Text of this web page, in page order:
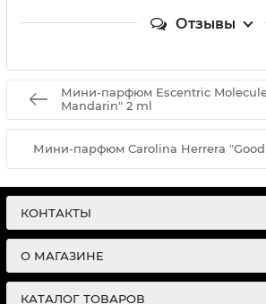
Отзывы
Мини-парфюм Escentric Molecule
Mandarin" 2 ml
Мини-парфюм Carolina Herrera
КОНТАКТЫ
О МАГАЗИНЕ
КАТАЛОГ ТОВАРОВ